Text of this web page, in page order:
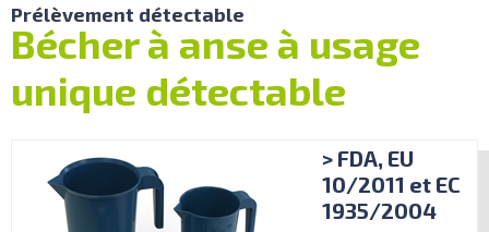
Prélèvement détectable
Bécher à anse à usage
unique détectable
> FDA, EU
10/2011 et EC
1935/2004